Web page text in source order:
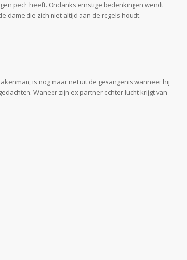
pech heeft. Ondanks ernstige bedenkingen wendt
dame die zich niet altijd aan de regels houdt.
is nog maar net uit de gevangenis wanneer hij
Waneer zijn ex-partner echter lucht krijgt van